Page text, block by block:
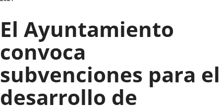
Valladolid
El Ayuntamiento
convoca
subvenciones para el
desarrollo de